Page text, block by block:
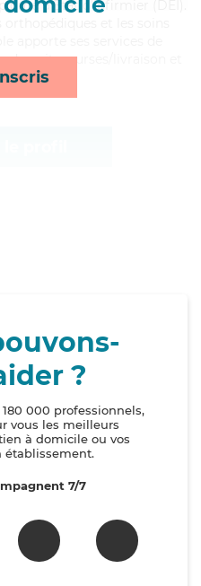
d'Etat d'infirmier (DEI).
de nuit, courses/livraison et
?
000 professionnels,
vous les meilleurs
à domicile ou vos
établissement.
7/7